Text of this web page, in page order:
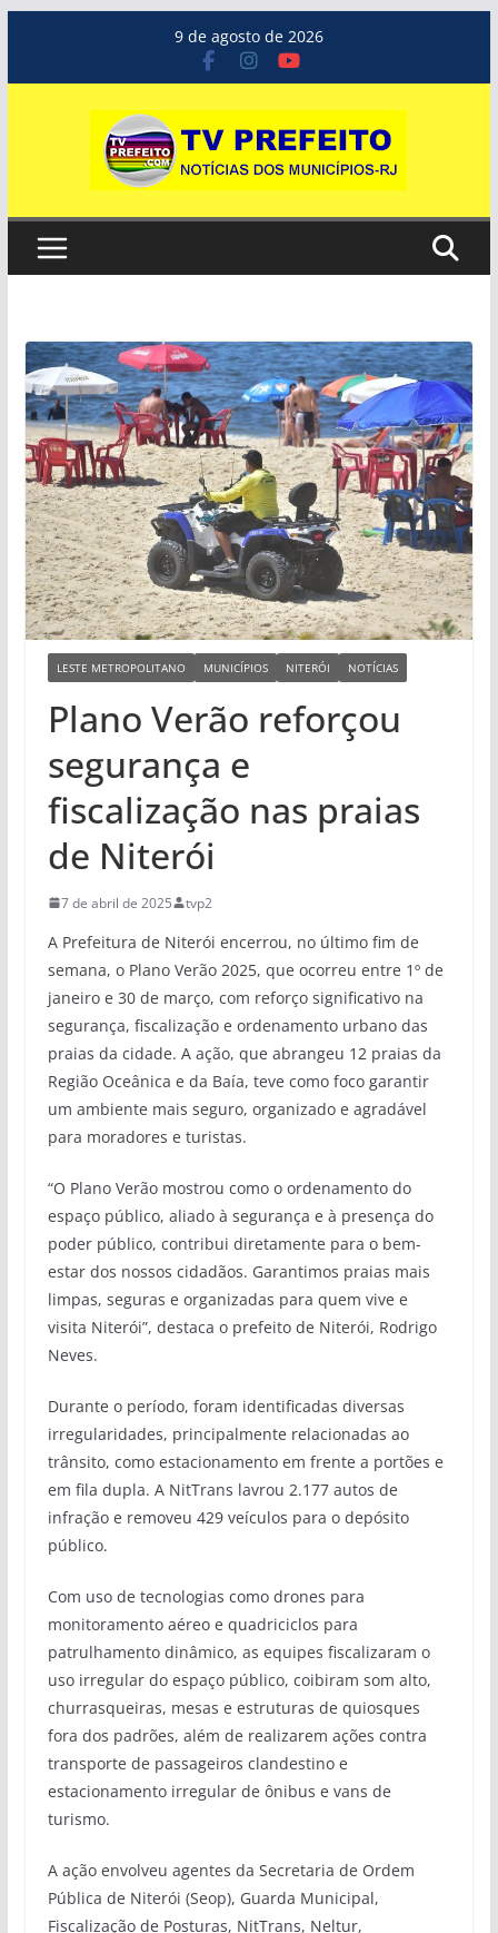
o
9 de agosto de 2026
LESTE METROPOLITANO MUNICÍPIOS NITERÓI NOTÍCIAS
Plano Verão reforçou
segurança e
fiscalização nas praias
de Niterói
7 de abril de 2025 tvp2
A Prefeitura de Niterói encerrou, no último fim de
semana, o Plano Verão 2025, que ocorreu entre 1º de
janeiro e 30 de março, com reforço significativo na
segurança, fiscalização e ordenamento urbano das
praias da cidade. A ação, que abrangeu 12 praias da
Região Oceânica e da Baía, teve como foco garantir
um ambiente mais seguro, organizado e agradável
para moradores e turistas.
“O Plano Verão mostrou como o ordenamento do
espaço público, aliado à segurança e à presença do
poder público, contribui diretamente para o bem-
estar dos nossos cidadãos. Garantimos praias mais
limpas, seguras e organizadas para quem vive e
visita Niterói”, destaca o prefeito de Niterói, Rodrigo
Neves.
Durante o período, foram identificadas diversas
irregularidades, principalmente relacionadas ao
trânsito, como estacionamento em frente a portões e
em fila dupla. A NitTrans lavrou 2.177 autos de
infração e removeu 429 veículos para o depósito
público.
Com uso de tecnologias como drones para
monitoramento aéreo e quadriciclos para
patrulhamento dinâmico, as equipes fiscalizaram o
uso irregular do espaço público, coibiram som alto,
churrasqueiras, mesas e estruturas de quiosques
fora dos padrões, além de realizarem ações contra
transporte de passageiros clandestino e
estacionamento irregular de ônibus e vans de
turismo.
A ação envolveu agentes da Secretaria de Ordem
Pública de Niterói (Seop), Guarda Municipal,
Fiscalização de Posturas, NitTrans, Neltur,